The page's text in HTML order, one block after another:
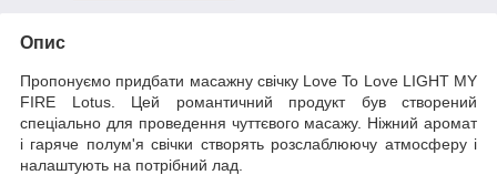
Опис
Пропонуємо придбати масажну свічку Love To Love LIGHT MY
FIRE Lotus. Цей романтичний продукт був створений
спеціально для проведення чуттєвого масажу. Ніжний аромат
і гаряче полум'я свічки створять розслаблюючу атмосферу і
налаштують на потрібний лад.